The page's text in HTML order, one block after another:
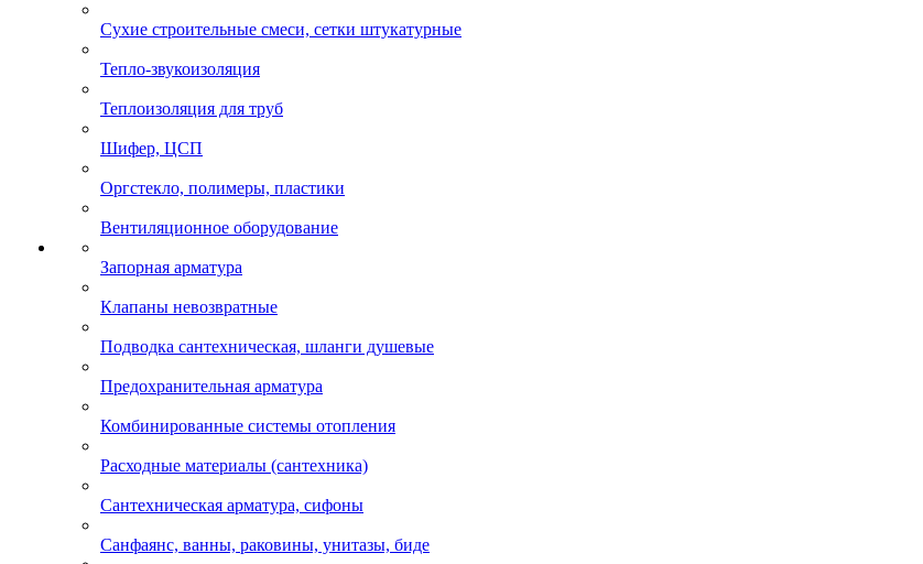
Сухие строительные смеси, сетки штукатурные
Тепло-звукоизоляция
Теплоизоляция для труб
Шифер, ЦСП
Оргстекло, полимеры, пластики
Вентиляционное оборудование
Запорная арматура
Клапаны невозвратные
Подводка сантехническая, шланги душевые
Предохранительная арматура
Комбинированные системы отопления
Расходные материалы (сантехника)
Сантехническая арматура, сифоны
Санфаянс, ванны, раковины, унитазы, биде